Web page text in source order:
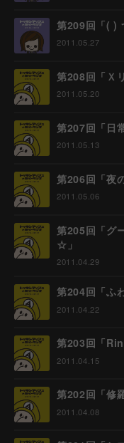
第209回「( )
2011.05.27
第208回「Ｘ
2011.05.20
第207回「日
2011.05.13
第206回「夜
2011.05.06
第205回「グ
☆」
2011.04.29
第204回「ふ
2011.04.22
第203回「
2011.04.15
第202回「修
2011.04.08